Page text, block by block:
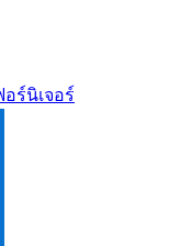
อร์นิเจอร์